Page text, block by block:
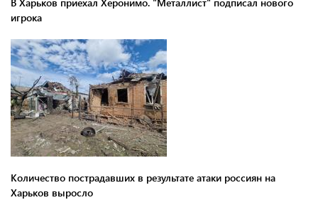
игрока
Количество пострадавших в результате атаки россиян на
Харьков выросло